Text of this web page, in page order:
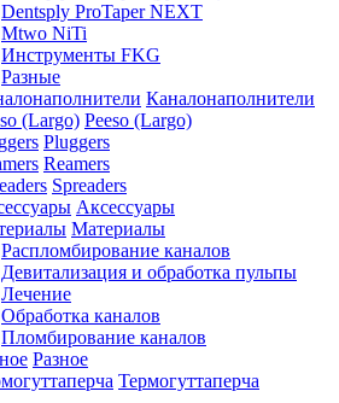
Dentsply ProTaper NEXT
Mtwo NiTi
Инструменты FKG
Разные
Каналонаполнители
Peeso (Largo)
Pluggers
Reamers
Spreaders
Аксессуары
Материалы
Распломбирование каналов
Девитализация и обработка пульпы
Лечение
Обработка каналов
Пломбирование каналов
Разное
Термогуттаперча